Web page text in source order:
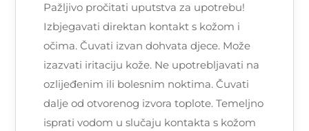
Pažljivo pročitati uputstva za upotrebu!
Izbjegavati direktan kontakt s kožom i
očima. Čuvati izvan dohvata djece. Može
izazvati iritaciju kože. Ne upotrebljavati na
ozlijeđenim ili bolesnim noktima. Čuvati
dalje od otvorenog izvora toplote. Temeljno
isprati vodom u slučaju kontakta s kožom